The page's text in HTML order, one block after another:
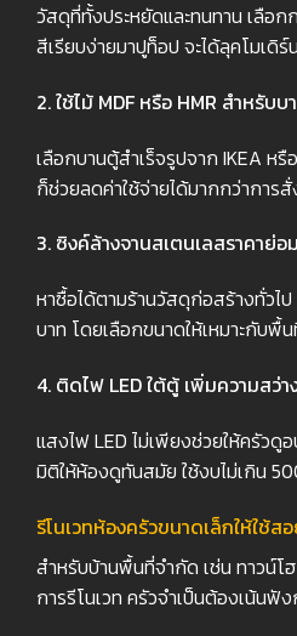
วัสดุที่ทั้งประหยัดและทนทาน เลือ
สีเรียบง่ายมาปูท็อป จะได้ลุคโมเดิ
2.ใช้ไม้ MDF หรือ HMR สำหรับบ
เลือกบานตู้สำเร็จรูปจาก IKEA ห
ก็ช่วยลดค่าใช้จ่ายได้มากกว่าการสั่
3. ซิงค์ล้างจานสเตนเลสราคาย่อ
หาซื้อได้ตามร้านวัสดุก่อสร้างทั่วไ
บาท โดยเลือกขนาดให้เหมาะกับพื้
4. ติดไฟ LEDใต้ตู้ เพิ่มความสว่า
แสงไฟ LED ไม่เพียงช่วยให้ครัวดู
มิติให้ห้องดูทันสมัย ใช้งบไม่เกิน
รีโนเวทห้องครัวขนาดเล็กให้ใช้ส
สำหรับบ้านพื้นที่จำกัด เช่น ทาวน์โ
การรีโนเวท ครัวจำเป็นต้องเน้นฟั